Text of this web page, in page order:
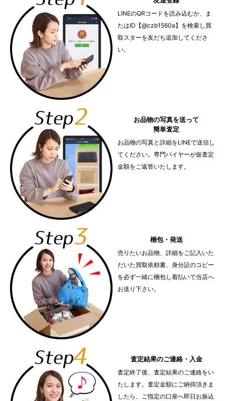
LINEのQRコードを読み込むか、ま
たはID【@czb1560a】を検索し買
取スターを友だち追加してくださ
い。
お品物の写真を送って
簡単査定
お品物の写真と詳細をLINEで送信し
てください。専門バイヤーが仮査定
金額をご返答いたします。
梱包・発送
売りたいお品物、詳細をご記入いた
だいた買取依頼書、身分証のコピー
を必ず一緒に梱包し着払いで当店へ
お送り下さい。
査定結果のご連絡・入金
査定終了後、査定結果のご連絡をい
たします。査定金額にご納得頂きま
したら、ご指定の口座へ即日お振込